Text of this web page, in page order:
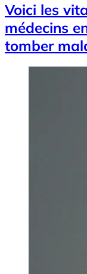
Voici les
médecins
tomber